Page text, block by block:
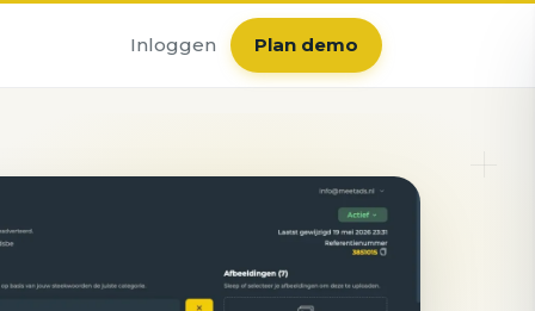
Inloggen Plan demo